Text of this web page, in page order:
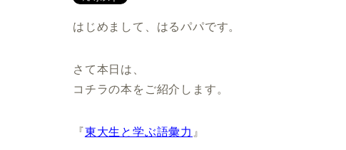
はじめまして、はるパパです。
さて本日は、
コチラの本をご紹介します。
『東大生と学ぶ語彙力 』